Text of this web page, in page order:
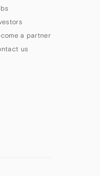
a partner
us